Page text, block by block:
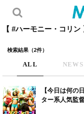
【 #ハーモニー・コリン
検索結果（2件）
ALL NEWS
【今日は何の
ター系人気監